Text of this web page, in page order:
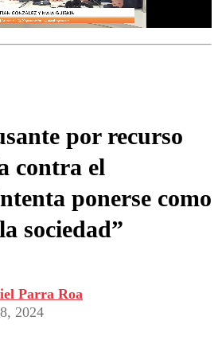
por recurso
contra el
ponerse como
sociedad”
Parra Roa
2024